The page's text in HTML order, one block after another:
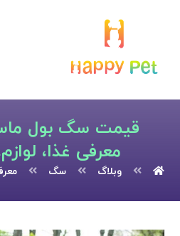
قیمت سگ بول
معرفی غذا،
وبلاگ سگ